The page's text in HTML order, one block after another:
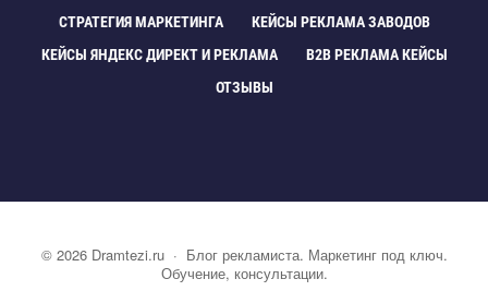
СТРАТЕГИЯ МАРКЕТИНГА
КЕЙСЫ РЕКЛАМА ЗАВОДО
КЕЙСЫ ЯНДЕКС ДИРЕКТ И РЕКЛАМА
B2B РЕКЛАМА КЕЙСЫ
ОТЗЫВЫ
© 2026 Dramtezi.ru· Блог рекламиста. Маркетинг под ключ.
Обучение, консультации.